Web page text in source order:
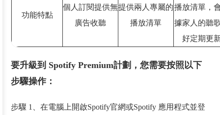
功能特點
個人訂閱提供無
廣告收聽
提供兩人專屬的
播放清單
播放清單，
據家人的聽
好定期更
要升級到 Spotify Premium計劃，您需要按照以下
步驟操作：
步驟 1、在電腦上開啟Spotify官網或Spotify 應用程式並登